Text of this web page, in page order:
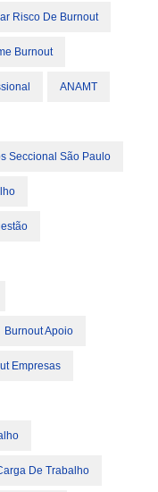
Risco De Burnout
Burnout
ANAMT
Seccional São Paulo
Burnout Apoio
Empresas
De Trabalho